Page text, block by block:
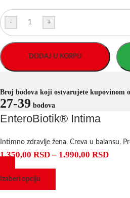
- +
DODAJ U KORPU
Broj bodova koji ostvarujete kupovinom
27-39 bodova
EnteroBiotik® Intima
Intimno zdravlje žena, Creva u balansu,
1.350,00 RSD – 1.990,00 RSD
Izaberi opciju